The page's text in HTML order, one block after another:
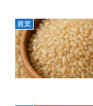
農業